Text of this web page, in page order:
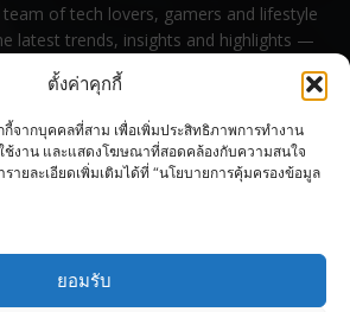
ตั้งค่าคุกกี้
กี้จากบุคคลที่สาม เพื่อเพิ่มประสิทธิภาพการทำงาน
ช้งาน และแสดงโฆษณาที่สอดคล้องกับความสนใจ
ายละเอียดเพิ่มเติมได้ที่ “นโยบายการคุ้มครองข้อมูล
ยอมรับ
of tech lovers, gamers and lifestyle
latest trends, insights and highlights —